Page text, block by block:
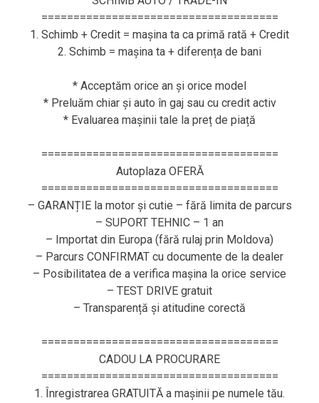
=====================================
1. Schimb + Credit = mașina ta ca primă rată + Credit
2. Schimb = mașina ta + diferența de bani
* Acceptăm orice an și orice model
* Preluăm chiar și auto în gaj sau cu credit activ
* Evaluarea mașinii tale la preț de piață
=====================================
Autoplaza OFERĂ
=====================================
– GARANȚIE la motor și cutie – fără limita de parcurs
– SUPORT TEHNIC – 1 an
– Importat din Europa (fără rulaj prin Moldova)
– Parcurs CONFIRMAT cu documente de la dealer
– Posibilitatea de a verifica mașina la orice service
– TEST DRIVE gratuit
– Transparență și atitudine corectă
=====================================
CADOU LA PROCURARE
=====================================
1. Înregistrarea GRATUITĂ a mașinii pe numele tău.